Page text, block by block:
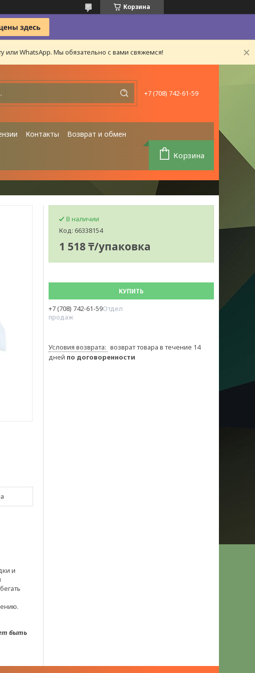
Корзина
или WhatsApp. Мы обязательно с вами свяжемся!
+7 (708) 742-61-59
Контакты Возврат и обмен
Корзина
и
быть
В наличии
Код: 66338154
1 518 ₸/упаковка
КУПИТЬ
+7 (708) 742-61-59Отдел
продаж
возврат товара в течение 14
дней по договоренности